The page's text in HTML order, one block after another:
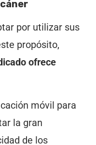
por utilizar sus
propósito,
ofrece
móvil para
la gran
de los